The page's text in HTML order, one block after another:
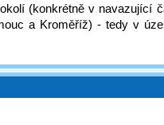
(konkrétně v navazující
a Kroměříž) - tedy v